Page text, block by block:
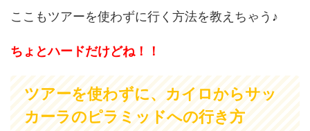
ここもツアーを使わずに行く方法を教えちゃう♪
ちょとハードだけどね！！
ツアーを使わずに、カイロからサッ
カーラのピラミッドへの行き方